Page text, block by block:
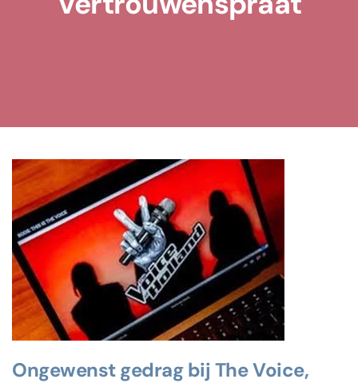
Ongewenst gedrag bij The Voice,